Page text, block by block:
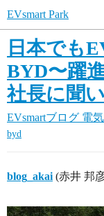
EVsmart Park
日本でも
BYD〜躍
社長に聞
EVsmartブログ 電
byd
blog_akai (赤井 邦